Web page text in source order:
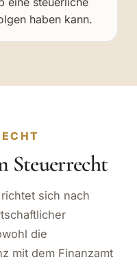
haben kann.
Steuerrecht
sich nach
die
mit dem Finanzamt